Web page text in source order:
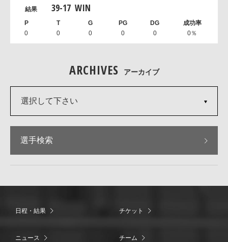
39-17 WIN
0 0 0 0 0 0％
ARCHIVES アーカイブ
選択して下さい
選手検索
日程・結果 チケット
ニュース チーム